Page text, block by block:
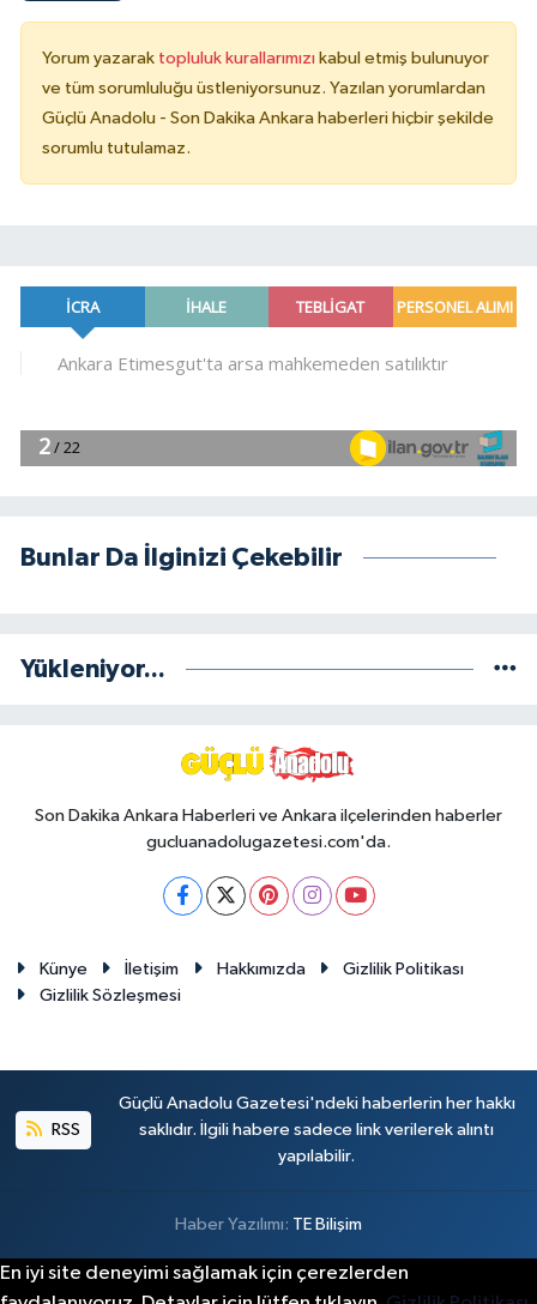
Yorum yazarak topluluk kurallarımızı kabul etmiş bulunuyor
ve tüm sorumluluğu üstleniyorsunuz. Yazılan yorumlardan
Güçlü Anadolu - Son Dakika Ankara haberleri hiçbir şekilde
sorumlu tutulamaz.
Bunlar Da İlginizi Çekebilir
Yükleniyor...
Son Dakika Ankara Haberleri ve Ankara ilçelerinden haberler
gucluanadolugazetesi.com'da.
Künye İletişim Hakkımızda
Gizlilik Politikası
Gizlilik Sözleşmesi
RSS
Güçlü Anadolu Gazetesi'ndeki haberlerin her hakkı
saklıdır. İlgili habere sadece link verilerek alıntı
yapılabilir.
Haber Yazılımı: TE Bilişim
En iyi site deneyimi sağlamak için çerezlerden